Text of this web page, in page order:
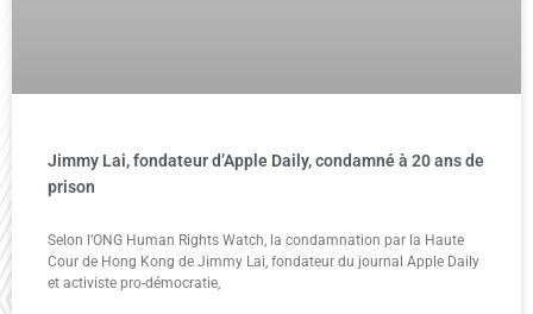
Jimmy Lai, fondateur d’Apple Daily, condamné à 20 ans de
prison
Selon l’ONG Human Rights Watch, la condamnation par la Haute
Cour de Hong Kong de Jimmy Lai, fondateur du journal Apple Daily
et activiste pro-démocratie,